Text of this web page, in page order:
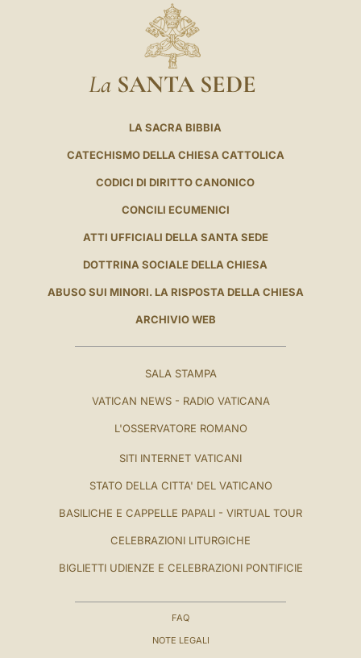
La SANTA SEDE
LA SACRA BIBBIA
CATECHISMO DELLA CHIESA CATTOLICA
CODICI DI DIRITTO CANONICO
CONCILI ECUMENICI
ATTI UFFICIALI DELLA SANTA SEDE
DOTTRINA SOCIALE DELLA CHIESA
ABUSO SUI MINORI. LA RISPOSTA DELLA CHIESA
ARCHIVIO WEB
SALA STAMPA
VATICAN NEWS - RADIO VATICANA
L'OSSERVATORE ROMANO
SITI INTERNET VATICANI
STATO DELLA CITTA' DEL VATICANO
BASILICHE E CAPPELLE PAPALI - VIRTUAL TOUR
CELEBRAZIONI LITURGICHE
BIGLIETTI UDIENZE E CELEBRAZIONI PONTIFICIE
FAQ
NOTE LEGALI